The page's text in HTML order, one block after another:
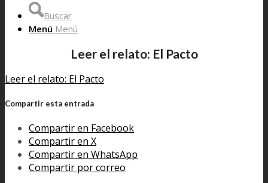
Buscar
Menú Menú
Leer el relato: El Pacto
Leer el relato: El Pacto
Compartir esta entrada
Compartir en Facebook
Compartir en X
Compartir en WhatsApp
Compartir por correo